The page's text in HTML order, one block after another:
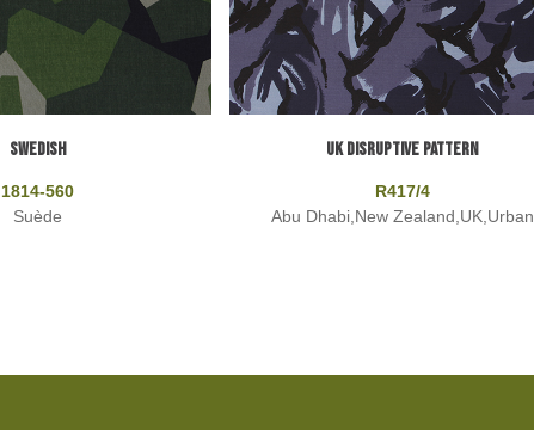
SWEDISH
1814-560
Suède
UK DISRUPTIVE PATTERN
R417/4
Abu Dhabi,New Zealand,UK,Urban